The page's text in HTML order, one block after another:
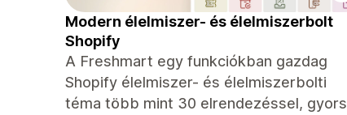
Modern élelmiszer- és élelmiszerbolt
Shopify
A Freshmart egy funkciókban gazdag
Shopify élelmiszer- és élelmiszerbolti
téma több mint 30 elrendezéssel, gyors